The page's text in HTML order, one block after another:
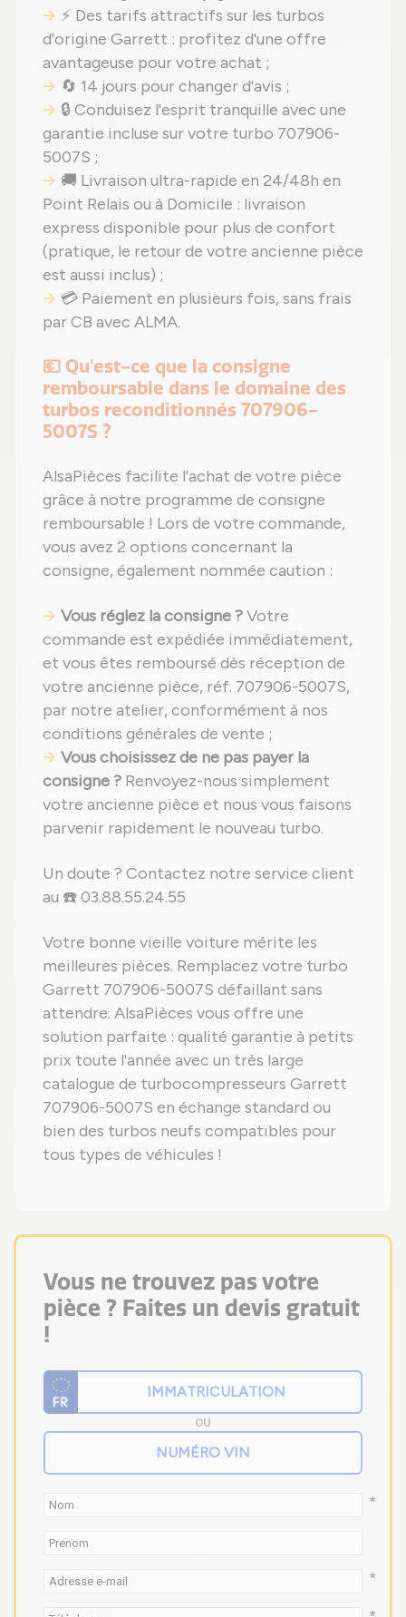
⚡ Des tarifs attractifs sur les turbos
d'origine Garrett : profitez d'une offre
avantageuse pour votre achat ;
🔄 14 jours pour changer d'avis ;
🔒 Conduisez l'esprit tranquille avec une
garantie incluse sur votre turbo 707906-
5007S ;
🚚 Livraison ultra-rapide en 24/48h en
Point Relais ou à Domicile : livraison
express disponible pour plus de confort
(pratique, le retour de votre ancienne pièce
est aussi inclus) ;
💳 Paiement en plusieurs fois, sans frais
par CB avec ALMA.
💶 Qu'est-ce que la consigne
remboursable dans le domaine des
turbos reconditionnés 707906-
5007S ?
AlsaPièces facilite l'achat de votre pièce
grâce à notre programme de consigne
remboursable ! Lors de votre commande,
vous avez 2 options concernant la
consigne, également nommée caution :
Vous réglez la consigne ?Votre
commande est expédiée immédiatement,
et vous êtes remboursé dès réception de
votre ancienne pièce, réf. 707906-5007S,
par notre atelier, conformément à nos
conditions générales de vente ;
Vous choisissez de ne pas payer la
consigne ? Renvoyez-nous simplement
votre ancienne pièce et nous vous faisons
parvenir rapidement le nouveau turbo.
Un doute ? Contactez notre service client
au ☎️ 03.88.55.24.55
Votre bonne vieille voiture mérite les
meilleures pièces. Remplacez votre turbo
Garrett 707906-5007S défaillant sans
attendre. AlsaPièces vous offre une
solution parfaite : qualité garantie à petits
prix toute l'année avec un très large
catalogue de turbocompresseurs Garrett
707906-5007S en échange standard ou
bien des turbos neufs compatibles pour
tous types de véhicules !
Vous ne trouvez pas votre
pièce ? Faites un devis gratuit
!
OU
*
*